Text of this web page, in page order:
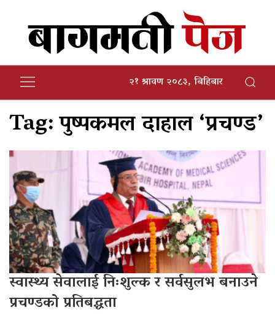
२१ श्रावण २०८३, बिहिबार
Tag:पुष्पकमल दाहाल ‘प्रचण्ड’
स्वास्थ्य सेवालाई निःशुल्क र सर्वसुलभ बनाउने
प्रचण्डको प्रतिबद्धता